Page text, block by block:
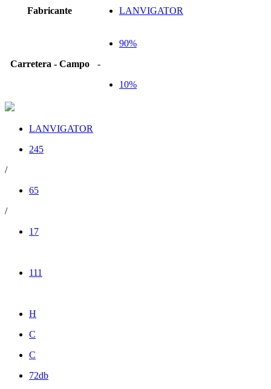
Fabricante LANVIGATOR
Carretera - Campo
90%
-
10%
LANVIGATOR
245
/
65
/
17
111
H
C
C
72db